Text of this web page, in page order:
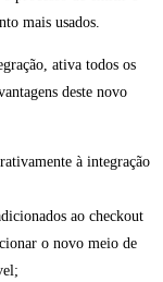
mais usados.
ativa todos os
deste novo
à integração
ao checkout
o novo meio de